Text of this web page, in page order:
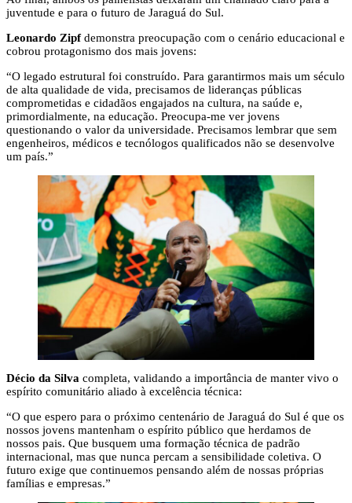
juventude e para o futuro de Jaraguá do Sul.
Leonardo Zipfdemonstra preocupação com o cenário educacional e
cobrou protagonismo dos mais jovens:
“O legado estrutural foi construído. Para garantirmos mais um século
de alta qualidade de vida, precisamos de lideranças públicas
comprometidas e cidadãos engajados na cultura, na saúde e,
primordialmente, na educação. Preocupa-me ver jovens
questionando o valor da universidade. Precisamos lembrar que sem
engenheiros, médicos e tecnólogos qualificados não se desenvolve
um país.”
Décio da Silva completa, validando a importância de manter vivo o
espírito comunitário aliado à excelência técnica:
“O que espero para o próximo centenário de Jaraguá do Sul é que os
nossos jovens mantenham o espírito público que herdamos de
nossos pais. Que busquem uma formação técnica de padrão
internacional, mas que nunca percam a sensibilidade coletiva. O
futuro exige que continuemos pensando além de nossas próprias
famílias e empresas.”